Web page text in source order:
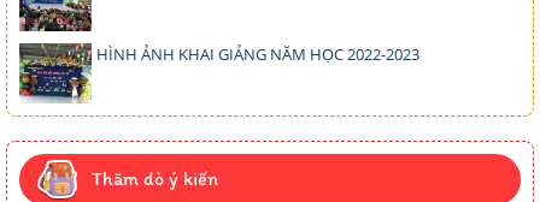
HÌNH ẢNH KHAI GIẢNG NĂM HỌC 2022-2023
Thăm dò ý kiến